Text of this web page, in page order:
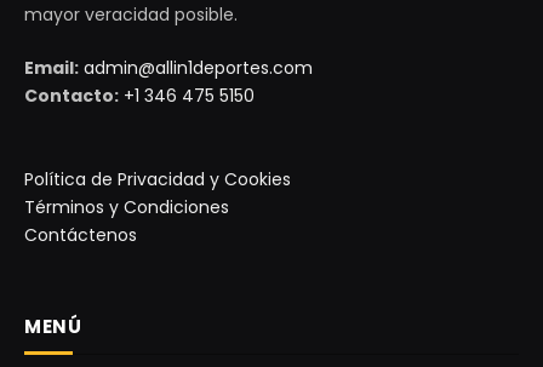
mayor veracidad posible.
Email: admin@allin1deportes.com
Contacto: +1 346 475 5150
Política de Privacidad y Cookies
Términos y Condiciones
Contáctenos
MENÚ